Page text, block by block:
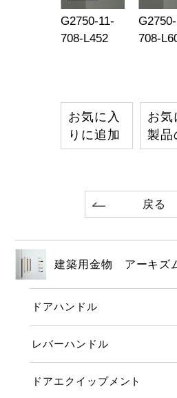
G2750-11-
708-L452
708-
お気に入
りに追加
お気
製品
戻る
建築用金物 アーキズ
ドアハンドル
レバーハンドル
ドアエクイップメント